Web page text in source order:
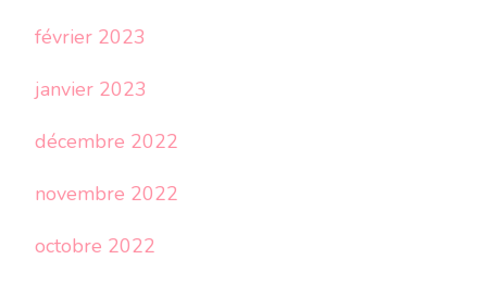
février 2023
janvier 2023
décembre 2022
novembre 2022
octobre 2022